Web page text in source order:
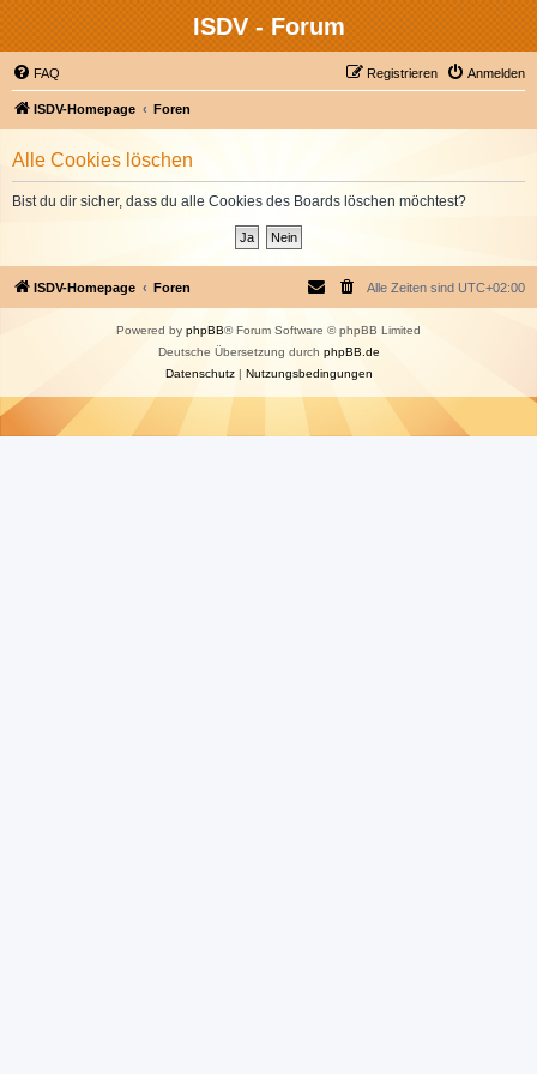
ISDV - Forum
FAQ Anmelden
Registrieren
ISDV-Homepage Foren
Alle Cookies löschen
Bist du dir sicher, dass du alle Cookies des Boards löschen möchtest?
ISDV-Homepage Foren Alle Zeiten sind UTC+02:00
Powered by phpBB® Forum Software © phpBB Limited
Deutsche Übersetzung durch phpBB.de
Datenschutz| Nutzungsbedingungen